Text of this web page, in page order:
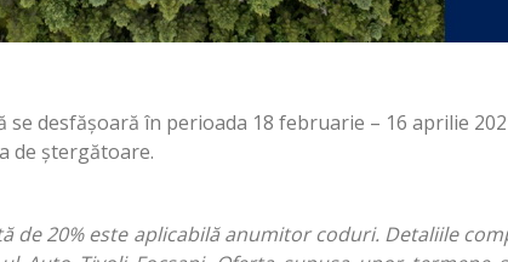
se desfăşoară în perioada 18 februarie – 16 aprilie
de ștergătoare.
de 20% este aplicabilă anumitor coduri. Detaliile